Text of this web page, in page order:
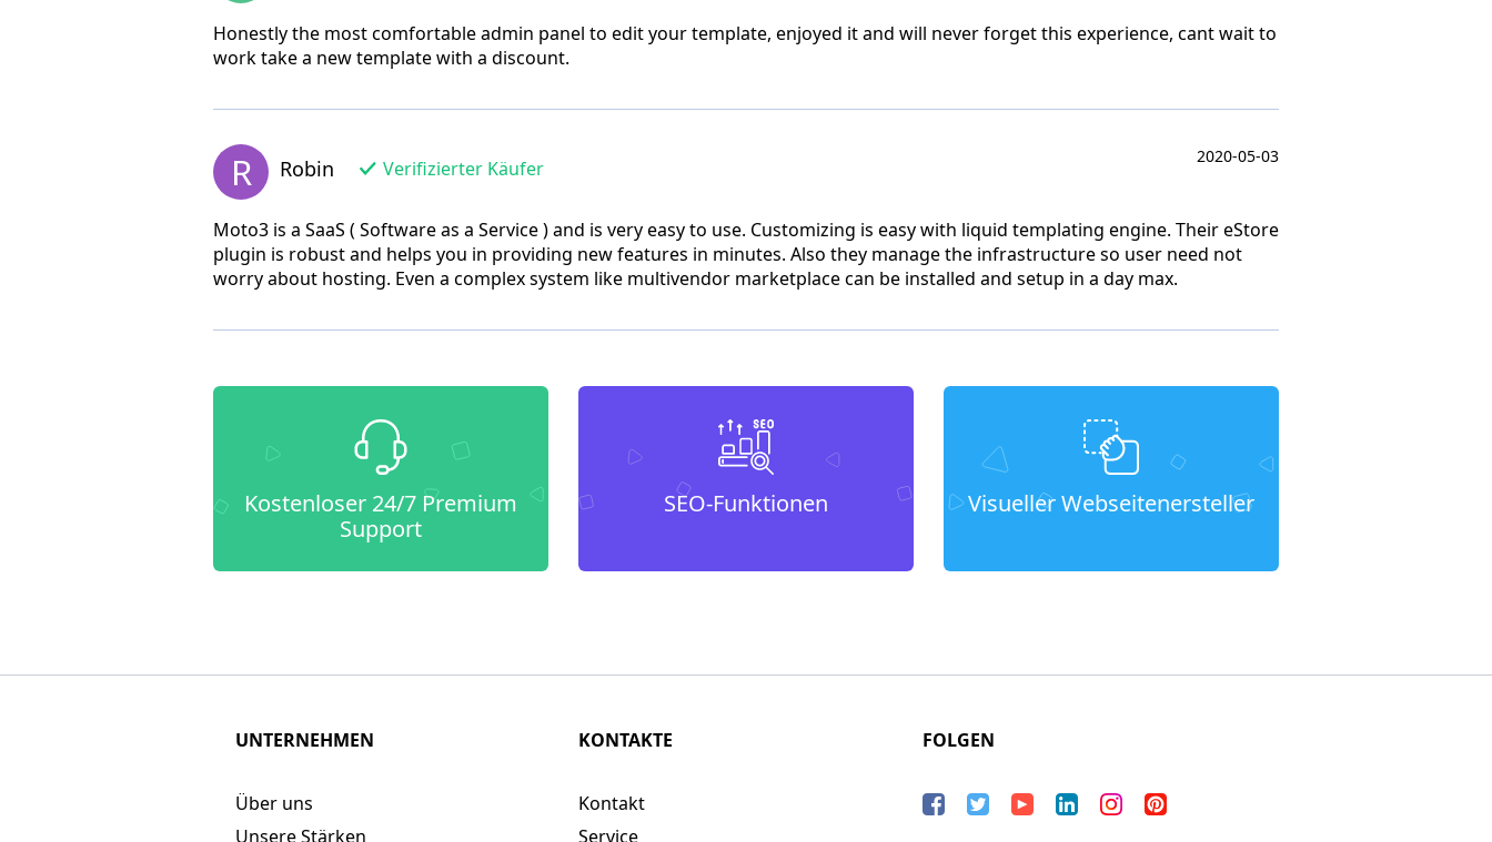
Honestly the most comfortable admin panel to edit your template, enjoyed it and will never forget this experience, cant wait to
work take a new template with a discount.
R Robin Verifizierter Käufer
2020-05-03
Moto3 is a SaaS ( Software as a Service ) and is very easy to use. Customizing is easy with liquid templating engine. Their eStore
plugin is robust and helps you in providing new features in minutes. Also they manage the infrastructure so user need not
worry about hosting. Even a complex system like multivendor marketplace can be installed and setup in a day max.
Kostenloser 24/7 Premium
Support
SEO-Funktionen Visueller Webseitenersteller
UNTERNEHMEN
Über uns
Unsere Stärken
KONTAKTE
Kontakt
Service
FOLGEN